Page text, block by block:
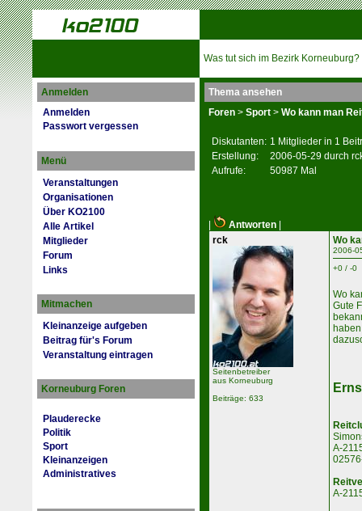
Was tut sich im Bezirk Korneuburg?
Anmelden
Anmelden
Passwort vergessen
Menü
Veranstaltungen
Organisationen
Über KO2100
Alle Artikel
Mitglieder
Forum
Links
Mitmachen
Kleinanzeige aufgeben
Beitrag für's Forum
Veranstaltung eintragen
Korneuburg Foren
Plauderecke
Politik
Sport
Kleinanzeigen
Administratives
Thema ansehen
Foren > Sport > Wo kann man
Diskutanten: 1 Mitglieder in 1
Erstellung:
2006-05-29 durch
Aufrufe:
50987 Mal
Antworten
rck
Seitenbetreiber
aus Korneuburg
Beiträge: 633
Wo
2006-
+0 / -0
Wo
Gute
A-
A-